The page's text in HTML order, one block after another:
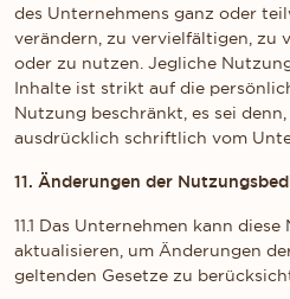
des Unternehmens ganz oder
verändern, zu vervielfältigen, zu
oder zu nutzen. Jegliche
Inhalte ist strikt auf die
Nutzung beschränkt, es sei
ausdrücklich schriftlich vom
11. Änderungen der
11.1 Das Unternehmen kann
aktualisieren, um Änderungen
geltenden Gesetze zu